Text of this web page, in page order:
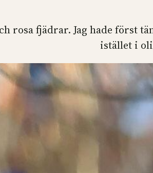
rosa fjädrar. Jag hade först
istället i